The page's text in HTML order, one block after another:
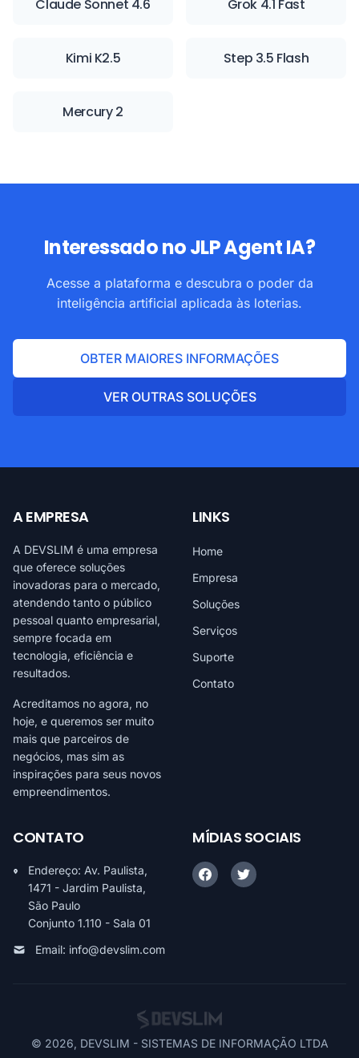
Claude Sonnet 4.6 Grok 4.1 Fast
Kimi K2.5 Step 3.5 Flash
Mercury 2
Interessado no JLP Agent IA?
Acesse a plataforma e descubra o poder da
inteligência artificial aplicada às loterias.
OBTER MAIORES INFORMAÇÕES
VER OUTRAS SOLUÇÕES
A EMPRESA
A DEVSLIM é uma empresa
que oferece soluções
inovadoras para o mercado,
atendendo tanto o público
pessoal quanto empresarial,
sempre focada em
tecnologia, eficiência e
resultados.
Acreditamos no agora, no
hoje, e queremos ser muito
mais que parceiros de
negócios, mas sim as
inspirações para seus novos
empreendimentos.
LINKS
Home
Empresa
Soluções
Serviços
Suporte
Contato
CONTATO
Endereço: Av. Paulista,
1471 - Jardim Paulista,
São Paulo
Conjunto 1.110 - Sala 01
Email: info@devslim.com
MÍDIAS SOCIAIS
© 2026, DEVSLIM - SISTEMAS DE INFORMAÇÃO LTDA